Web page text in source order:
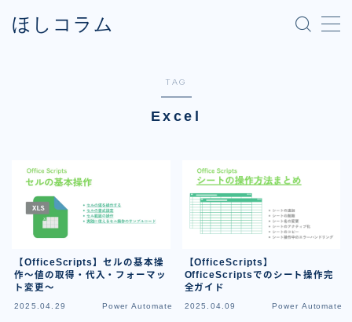
ほしコラム
TAG
Excel
【OfficeScripts】セルの基本操
作〜値の取得・代入・フォーマッ
ト変更〜
2025.04.29 Power Automate
【OfficeScripts】
OfficeScriptsでのシート操作完
全ガイド
2025.04.09 Power Automate